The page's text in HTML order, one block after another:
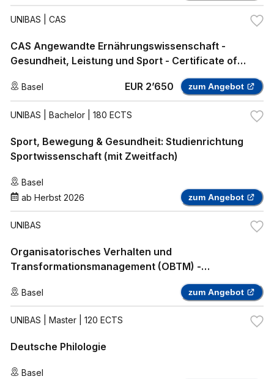
UNIBAS | CAS
CAS Angewandte Ernährungswissenschaft -
Gesundheit, Leistung und Sport - Certificate of
Basel EUR 2’650 zum Angebot
UNIBAS | Bachelor | 180 ECTS
Sport, Bewegung & Gesundheit: Studienrichtung
Sportwissenschaft (mit Zweitfach)
Basel
ab Herbst 2026 zum Angebot
UNIBAS
Organisatorisches Verhalten und
Transformationsmanagement (OBTM) -
Basel zum Angebot
UNIBAS | Master | 120 ECTS
Deutsche Philologie
Basel